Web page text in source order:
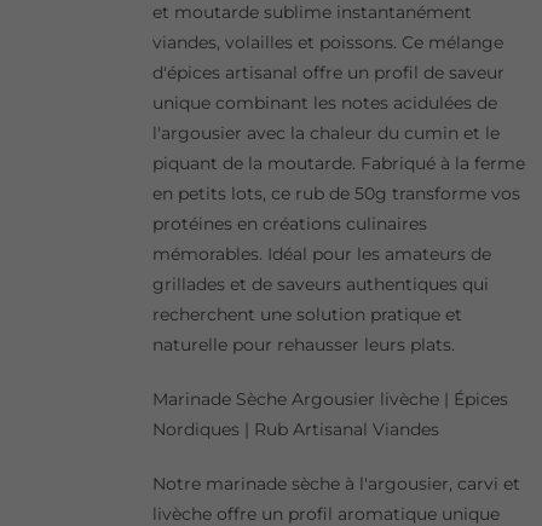
et moutarde sublime instantanément
viandes, volailles et poissons. Ce mélange
d'épices artisanal offre un profil de saveur
unique combinant les notes acidulées de
l'argousier avec la chaleur du cumin et le
piquant de la moutarde. Fabriqué à la ferme
en petits lots, ce rub de 50g transforme vos
protéines en créations culinaires
mémorables. Idéal pour les amateurs de
grillades et de saveurs authentiques qui
recherchent une solution pratique et
naturelle pour rehausser leurs plats.
Marinade Sèche Argousier livèche | Épices
Nordiques | Rub Artisanal Viandes
Notre marinade sèche à l'argousier, carvi et
livèche offre un profil aromatique unique